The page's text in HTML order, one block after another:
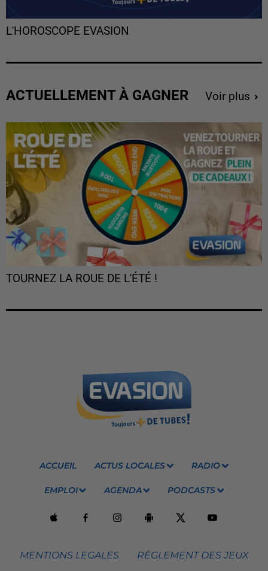
L'HOROSCOPE EVASION
ACTUELLEMENT À GAGNER Voir plus
TOURNEZ LA ROUE DE L'ÉTÉ !
ACCUEIL ACTUS LOCALES RADIO
EMPLOI AGENDA PODCASTS
MENTIONS LEGALES RÈGLEMENT DES JEUX